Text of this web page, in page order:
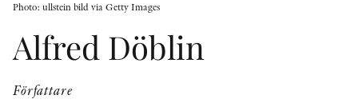
Photo: ullstein bild via Getty Images
Alfred Döblin
Författare